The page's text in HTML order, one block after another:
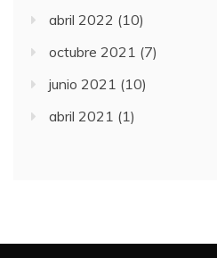
abril 2022 (10)
octubre 2021 (7)
junio 2021 (10)
abril 2021 (1)